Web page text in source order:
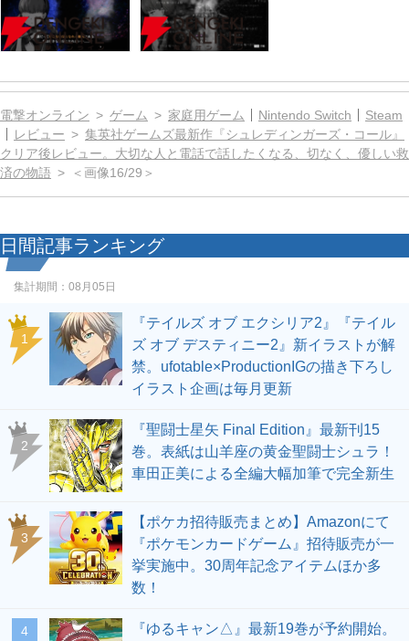
電撃オンライン ゲーム 家庭用ゲーム Nintendo Switch
Steam
レビュー
集英社ゲームズ最新作『シュレディンガーズ・コール』
クリア後レビュー。大切な人と電話で話したくなる、切なく、優しい救
済の物語
＜画像16/29＞
日間記事ランキング
集計期間： 08月05日
1
『テイルズ オブ エクシリア2』『テイル
ズ オブ デスティニー2』新イラストが解
禁。ufotable×ProductionIGの描き下ろし
イラスト企画は毎月更新
2
『聖闘士星矢 Final Edition』最新刊15
巻。表紙は山羊座の黄金聖闘士シュラ！
車田正美による全編大幅加筆で完全新生
3
【ポケカ招待販売まとめ】Amazonにて
『ポケモンカードゲーム』招待販売が一
挙実施中。30周年記念アイテムほか多
数！
4 『ゆるキャン△』最新19巻が予約開始。